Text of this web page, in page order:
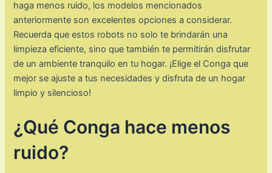
haga menos ruido, los modelos mencionados
anteriormente son excelentes opciones a considerar.
Recuerda que estos robots no solo te brindarán una
limpieza eficiente, sino que también te permitirán disfrutar
de un ambiente tranquilo en tu hogar. ¡Elige el Conga que
mejor se ajuste a tus necesidades y disfruta de un hogar
limpio y silencioso!
¿Qué Conga hace menos
ruido?